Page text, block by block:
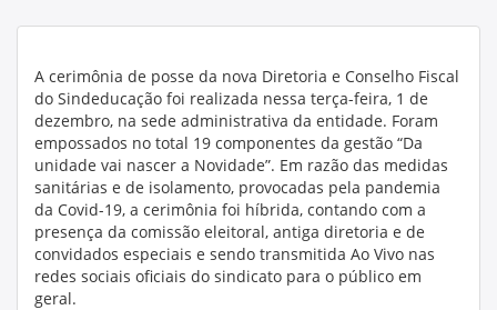
A cerimônia de posse da nova Diretoria e Conselho Fiscal
do Sindeducação foi realizada nessa terça-feira, 1 de
dezembro, na sede administrativa da entidade. Foram
empossados no total 19 componentes da gestão “Da
unidade vai nascer a Novidade”. Em razão das medidas
sanitárias e de isolamento, provocadas pela pandemia
da Covid-19, a cerimônia foi híbrida, contando com a
presença da comissão eleitoral, antiga diretoria e de
convidados especiais e sendo transmitida Ao Vivo nas
redes sociais oficiais do sindicato para o público em
geral.